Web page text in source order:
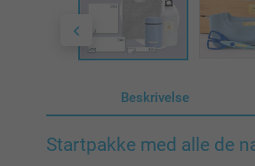
Beskrivelse
Startpakke med alle de